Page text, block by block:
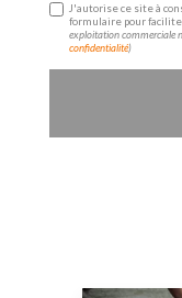
J'autorise ce site à
formulaire pour
exploitation commerciale
confidentialité)